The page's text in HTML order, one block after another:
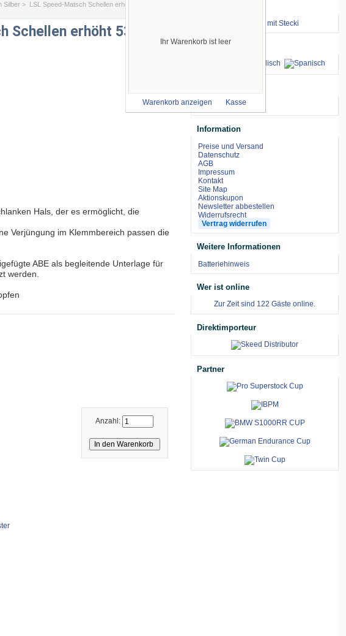
Ihr Warenkorb ist leer
Warenkorb anzeigen Kasse
Silber > LSL Speed-Matsch Schellen erhöht 53 mm,
Schellen erhöht 53 mm,
Hals, der es ermöglicht, die
Verjüngung im Klemmbereich passen die
ABE als begleitende Unterlage für
werden.
Anzahl:
⇒ zum Renntraining mit Stecki
Sprachen
Information
Preise und Versand
Datenschutz
AGB
Impressum
Kontakt
Site Map
Aktionskupon
Newsletter abbestellen
Widerrufsrecht
Vertrag widerrufen
Weitere Informationen
Batteriehinweis
Wer ist online
Zur Zeit sind 122 Gäste online.
Direktimporteur
Partner